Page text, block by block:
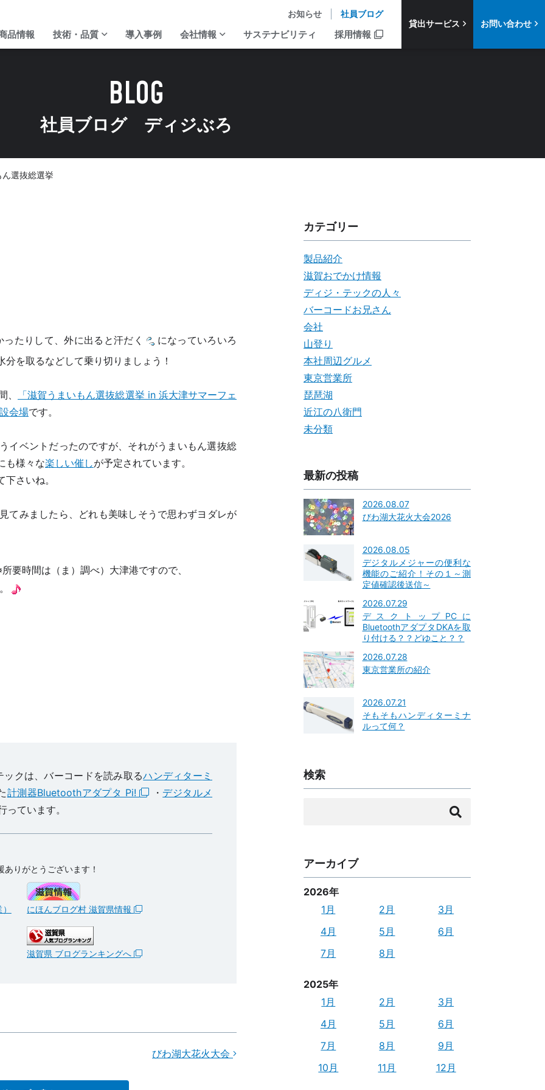
お知らせ 社員ブログ
品情報 技術・品質 導入事例 会社情報 サステナビリティ 採用情報
貸出サービス お問い合わせ
BLOG
社員ブログ ディジぶろ
選抜総選挙
ったりして、外に出ると汗だく
になっていろいろ
を取るなどして乗り切りましょう！
「滋賀うまいもん選抜総選挙 in 浜大津サマーフェ
会場です。
イベントだったのですが、それがうまいもん選抜総
も様々な楽しい催しが予定されています。
さいね。
てみましたら、どれも美味しそうで思わずヨダレが
要時間は（ま）調べ）大津港ですので、
クは、バーコードを読み取るハンディターミ
計測器Bluetoothアダプタ Pi! ・ デジタルメ
ています。
りがとうございます！
にほんブログ村 滋賀県情報
滋賀県 ブログランキングへ
びわ湖大花火大会
カテゴリー
製品紹介
滋賀おでかけ情報
ディジ・テックの人々
バーコードお兄さん
会社
山登り
本社周辺グルメ
東京営業所
琵琶湖
近江の八衛門
未分類
最新の投稿
2026.08.07
びわ湖大花火大会2026
2026.08.05
デジタルメジャーの便利な
機能のご紹介！その１～測
定値確認後送信～
2026.07.29
デスクトップPCに
BluetoothアダプタDKAを取
り付ける？？どゆこと？？
2026.07.28
東京営業所の紹介
2026.07.21
そもそもハンディターミナ
ルって何？
検索
アーカイブ
2026年
1月
2月
3月
4月
5月
6月
7月
8月
2025年
1月
2月
3月
4月
5月
6月
7月
8月
9月
10月
11月 12月